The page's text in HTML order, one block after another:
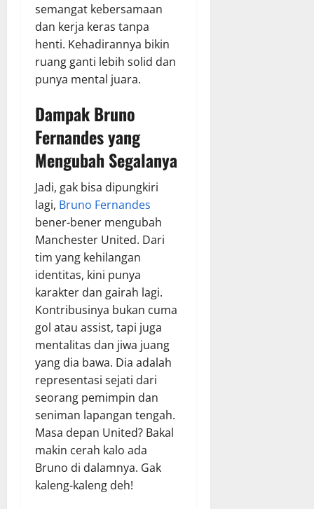
semangat kebersamaan
dan kerja keras tanpa
henti. Kehadirannya bikin
ruang ganti lebih solid dan
punya mental juara.
DampakBruno
Fernandesyang
Mengubah Segalanya
Jadi, gak bisa dipungkiri
lagi, Bruno Fernandes
bener-bener mengubah
Manchester United. Dari
tim yang kehilangan
identitas, kini punya
karakter dan gairah lagi.
Kontribusinya bukan cuma
gol atau assist, tapi juga
mentalitas dan jiwa juang
yang dia bawa. Dia adalah
representasi sejati dari
seorang pemimpin dan
seniman lapangan tengah.
Masa depan United? Bakal
makin cerah kalo ada
Bruno di dalamnya. Gak
kaleng-kaleng deh!